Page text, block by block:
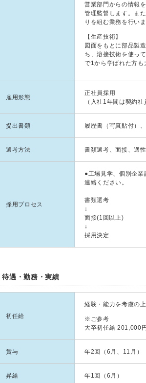
営業部門からの情報
管理監督します。ま
りを組む業務を行い
【生産技術】
図面をもとに部品製
ち、溶接技術を使っ
で1から学ばれた方
雇用形態
正社員採用
（入社1年間は契約
提出書類 履歴書（写真貼付）
選考方法 書類選考、面接、適
採用プロセス
●工場見学、個別企
連絡ください。
書類選考
↓
面接(1回以上)
↓
採用決定
待遇・勤務・実績
初任給
経験・能力を考慮の
※ご参考
大卒初任給 201,000
賞与 年2回（6月、11月
昇給 年1回（6月）